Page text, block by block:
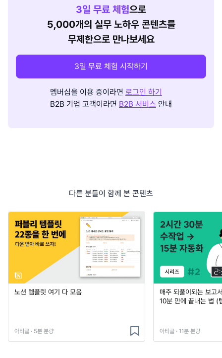
3일 무료 체험으로
5,000개의 실무 노하우 콘텐츠를
무제한으로 만나보세요
3일 무료 체험 시작하기
멤버십을 이용 중이라면 로그인 하기
B2B 기업 고객이라면 B2B 서비스 안내
다른 분들이 함께 본 콘텐츠
노션 템플릿 여기 다 모음
아티클 · 5분 분량
매주 되풀이되는 보고
10분 만에 끝내는 법 (
아티클 · 11분 분량